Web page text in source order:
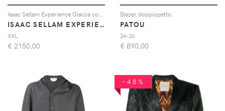
ISAAC SELLAM EXPERIENCE
XXL
€ 2150,00
Blazer doppiopetto
PATOU
34-36
€ 890,00
-48%